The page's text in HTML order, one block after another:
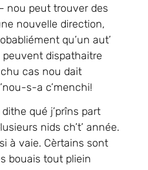
nou peut trouver des
nouvelle direction,
qu’un aut’
peuvent dispathaitre
cas nou dait
s-a c’menchi!
qué j’prîns part
nids ch’t’ année.
à vaie. Cèrtains sont
bouais tout pliein